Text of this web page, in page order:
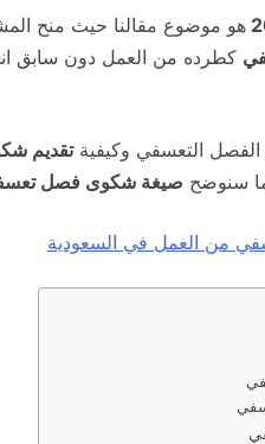
هو موضوع مقالنا حيث منح
كطرده من العمل دون سابق
التعسفي وكيفيةتقديم
سنوضح صيغة شكوى فصل
من العمل في السعودية